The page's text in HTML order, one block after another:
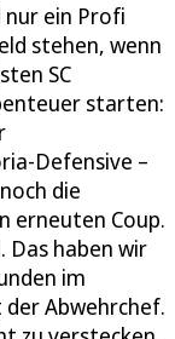
ein Profi
stehen, wenn
SC
starten:
Defensive –
die
erneuten Coup.
Das haben wir
im
Abwehrchef.